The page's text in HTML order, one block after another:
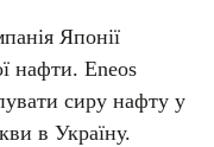
Японії
нафти. Eneos
сиру нафту у
в Україну.